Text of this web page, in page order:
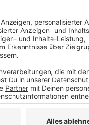
Es gibt diese Dinge im
Schneefall. Eiskratzen
seltsame Wörter
ziehen oder ihren Kopf
Potting ein Karussell los.
Alltagsbeobachtung. Ein